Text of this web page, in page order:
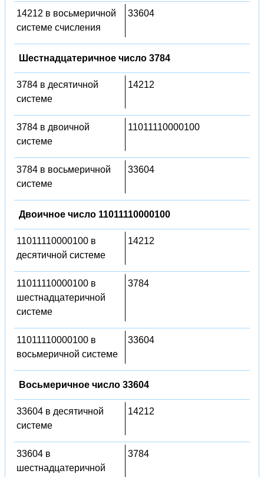
14212 в восьмеричной
системе счисления
33604
Шестнадцатеричное число 3784
3784 в десятичной
системе
14212
3784 в двоичной
системе
11011110000100
3784 в восьмеричной
системе
33604
Двоичное число 11011110000100
11011110000100 в
десятичной системе
14212
11011110000100 в
шестнадцатеричной
системе
3784
11011110000100 в
восьмеричной системе
33604
Восьмеричное число 33604
33604 в десятичной
системе
14212
33604 в
шестнадцатеричной
3784